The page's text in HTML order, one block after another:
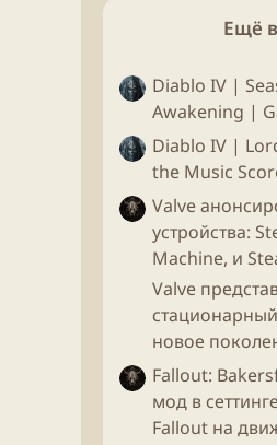
Ещё
Diablo IV |
Awakening |
Diablo IV |
the Music
Valve
устройства:
Machine, и
Valve
новое
Fallout:
мод в
Fallout на